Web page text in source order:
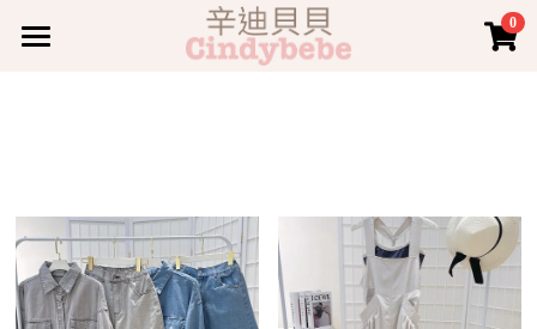
0
JUMPSUIT 套裝
COAT 外套
×
商品分類
BOTTOMS 下身
COAT 外套